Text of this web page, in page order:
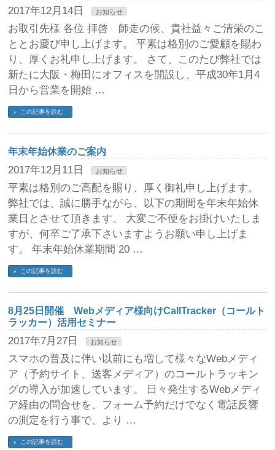
2017年12月14日 お知らせ
お取引先様 各位 拝啓 師走の候、貴社益々ご清栄のこ
ととお慶び申し上げます。 平素は格別のご愛顧を賜わ
り、厚くお礼申し上げます。 さて、このたび弊社では
新たに大阪・梅田にオフィスを開設し、平成30年1月4
日から営業を開始 …
この記事を読む
年末年始休業のご案内
2017年12月11日 お知らせ
平素は格別のご高配を賜り、厚く御礼申し上げます。
弊社では、誠に勝手ながら、以下の期間を年末年始休
業日とさせて頂きます。 大変ご不便をお掛けいたしま
すが、何卒ご了承下さいますようお願い申し上げま
す。 年末年始休業期間 20 …
この記事を読む
8月25日開催 Webメディア様向けCallTracker（コールト
ラッカー）活用セミナー
2017年7月27日 お知らせ
スマホの普及に伴い以前にも増して様々なWebメディ
ア（予約サイト、送客メディア）のコールトラッキン
グの導入が加速しています。 日々発生するWebメディ
ア経由の問合せを、フォーム予約だけでなく電話反響
の測定を行う事で、より …
この記事を読む